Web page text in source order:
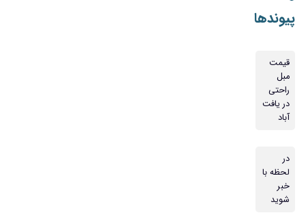
پیوندها
قیمت
مبل
راحتی
در یافت
آباد
در
لحظه با
خبر
شوید